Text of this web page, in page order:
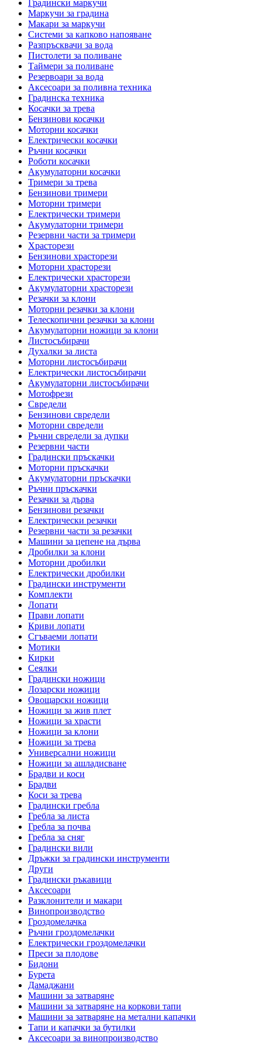
Градински маркучи
Маркучи за градина
Макари за маркучи
Системи за капково напояване
Разпръсквачи за вода
Пистолети за поливане
Таймери за поливане
Резервоари за вода
Аксесоари за поливна техника
Градинска техника
Косачки за трева
Бензинови косачки
Моторни косачки
Електрически косачки
Ръчни косачки
Роботи косачки
Акумулаторни косачки
Тримери за трева
Бензинови тримери
Моторни тримери
Електрически тримери
Акумулаторни тримери
Резервни части за тримери
Храсторези
Бензинови храсторези
Моторни храсторези
Електрически храсторези
Акумулаторни храсторези
Резачки за клони
Моторни резачки за клони
Телескопични резачки за клони
Акумулаторни ножици за клони
Листосъбирачи
Духалки за листа
Моторни листосъбирачи
Електрически листосъбирачи
Акумулаторни листосъбирачи
Мотофрези
Свредели
Бензинови свредели
Моторни свредели
Ръчни свредели за дупки
Резервни части
Градински пръскачки
Моторни пръскачки
Акумулаторни пръскачки
Ръчни пръскачки
Резачки за дърва
Бензинови резачки
Електрически резачки
Резервни части за резачки
Машини за цепене на дърва
Дробилки за клони
Моторни дробилки
Електрически дробилки
Градински инструменти
Комплекти
Лопати
Прави лопати
Криви лопати
Сгъваеми лопати
Мотики
Кирки
Сеялки
Градински ножици
Лозарски ножици
Овощарски ножици
Ножици за жив плет
Ножици за храсти
Ножици за клони
Ножици за трева
Универсални ножици
Ножици за ашладисване
Брадви и коси
Брадви
Коси за трева
Градински гребла
Гребла за листа
Гребла за почва
Гребла за сняг
Градински вили
Дръжки за градински инструменти
Други
Градински ръкавици
Аксесоари
Разклонители и макари
Винопроизводство
Гроздомелачка
Ръчни гроздомелачки
Електрически гроздомелачки
Преси за плодове
Бидони
Бурета
Дамаджани
Машини за затваряне
Машини за затваряне на коркови тапи
Машини за затваряне на метални капачки
Тапи и капачки за бутилки
Аксесоари за винопроизводство